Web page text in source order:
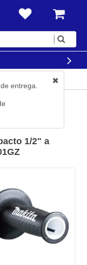
entrega.
Furadeiras e
1/2" a